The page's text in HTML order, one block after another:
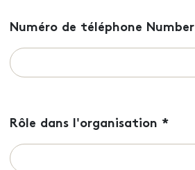
Numéro de téléphone Number
Rôle dans l'organisation *